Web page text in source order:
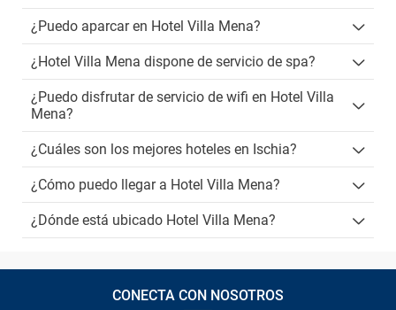
¿Puedo aparcar en Hotel Villa Mena?
¿Hotel Villa Mena dispone de servicio de spa?
¿Puedo disfrutar de servicio de wifi en Hotel Villa
Mena?
¿Cuáles son los mejores hoteles en Ischia?
¿Cómo puedo llegar a Hotel Villa Mena?
¿Dónde está ubicado Hotel Villa Mena?
CONECTA CON NOSOTROS